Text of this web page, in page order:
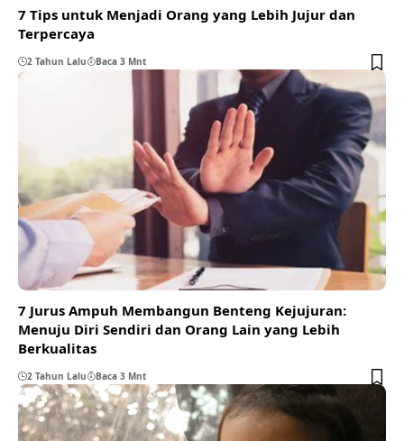
7 Tips untuk Menjadi Orang yang Lebih Jujur dan
Terpercaya
2 Tahun Lalu Baca 3 Mnt
7 Jurus Ampuh Membangun Benteng Kejujuran:
Menuju Diri Sendiri dan Orang Lain yang Lebih
Berkualitas
2 Tahun Lalu Baca 3 Mnt